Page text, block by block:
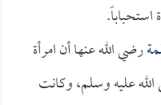
رضي الله عنها أن امرأة
عليه وسلم، وكانت